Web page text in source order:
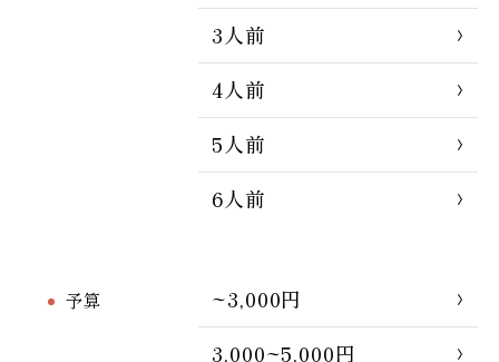
3人前
4人前
5人前
6人前
予算
~3,000円
3,000~5,000円